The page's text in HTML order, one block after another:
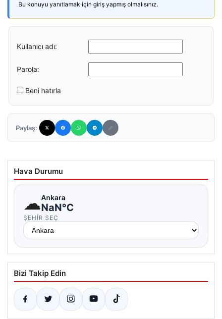
Bu konuyu yanıtlamak için giriş yapmış olmalısınız.
Kullanıcı adı:
Parola:
Beni hatırla
Paylaş:
Hava Durumu
☁Ankara
NaN°C
ŞEHIR SEÇ
Bizi Takip Edin